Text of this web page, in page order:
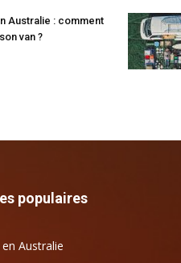
Australie : comment
van ?
populaires
Australie